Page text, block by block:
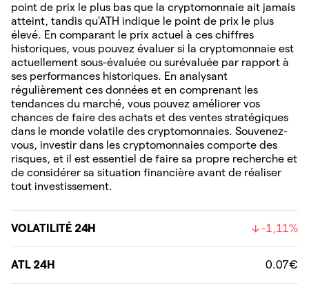
point de prix le plus bas que la cryptomonnaie ait jamais
atteint, tandis qu'ATH indique le point de prix le plus
élevé. En comparant le prix actuel à ces chiffres
historiques, vous pouvez évaluer si la cryptomonnaie est
actuellement sous-évaluée ou surévaluée par rapport à
ses performances historiques. En analysant
régulièrement ces données et en comprenant les
tendances du marché, vous pouvez améliorer vos
chances de faire des achats et des ventes stratégiques
dans le monde volatile des cryptomonnaies. Souvenez-
vous, investir dans les cryptomonnaies comporte des
risques, et il est essentiel de faire sa propre recherche et
de considérer sa situation financière avant de réaliser
tout investissement.
VOLATILITÉ 24H -1,11%
ATL 24H 0.07€